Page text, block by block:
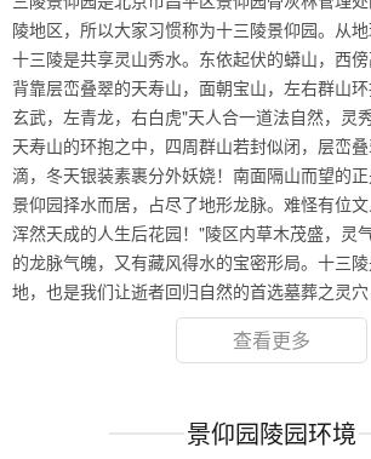
陵地区，所以大家习惯称为十三陵景仰园。从
十三陵是共享灵山秀水。东依起伏的蟒山，西傍
背靠层峦叠翠的天寿山，面朝宝山，左右群山
玄武，左青龙，右白虎"天人合一道法自然，灵
天寿山的环抱之中，四周群山若封似闭，层峦
滴，冬天银装素裹分外妖娆！南面隔山而望的
景仰园择水而居，占尽了地形龙脉。难怪有位
浑然天成的人生后花园！"陵区内草木茂盛，灵
的龙脉气魄，又有藏风得水的宝密形局。十三
地，也是我们让逝者回归自然的首选墓葬之灵穴
查看更多
景仰园陵园环境